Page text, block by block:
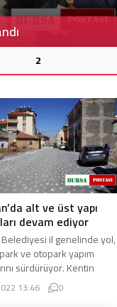
2
alt ve üst yapı
devam ediyor
il genelinde yol,
ve otopark yapım
sürdürüyor. Kentin
adına
...13:46 0